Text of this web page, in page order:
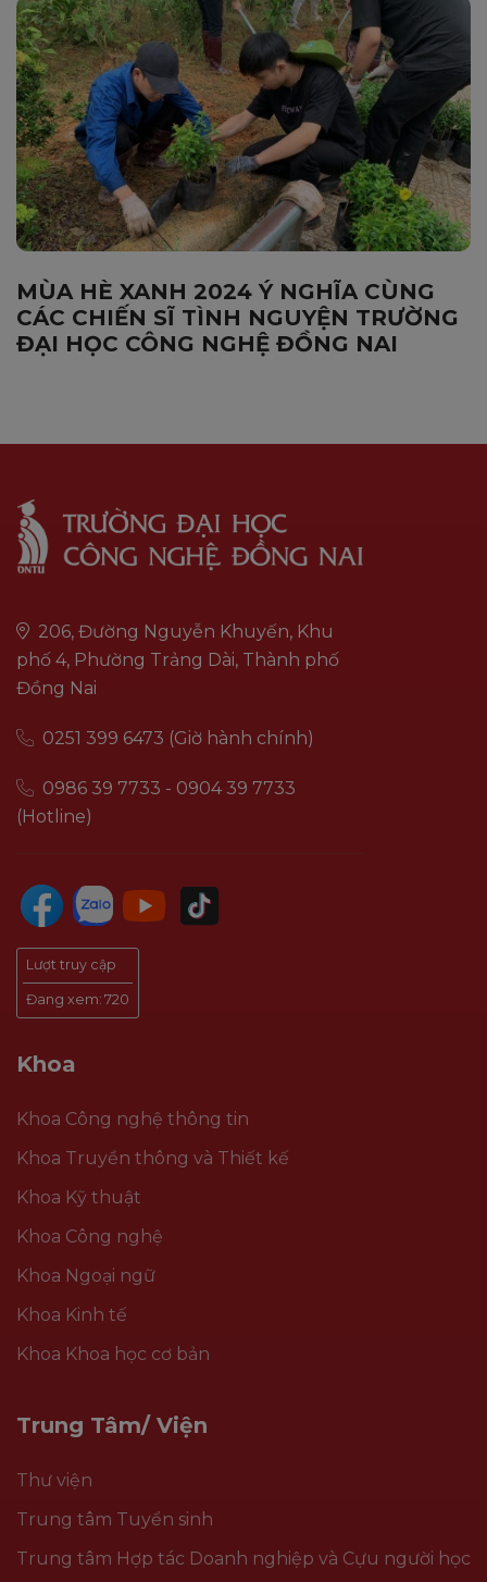
MÙA HÈ XANH 2024 Ý NGHĨA CÙNG
CÁC CHIẾN SĨ TÌNH NGUYỆN TRƯỜNG
ĐẠI HỌC CÔNG NGHỆ ĐỒNG NAI
206, Đường Nguyễn Khuyến, Khu
phố 4, Phường Trảng Dài, Thành phố
Đồng Nai
0251 399 6473 (Giờ hành chính)
0986 39 7733 - 0904 39 7733
(Hotline)
Lượt truy cập
Đang xem: 720
Khoa
Khoa Công nghệ thông tin
Khoa Truyền thông và Thiết kế
Khoa Kỹ thuật
Khoa Công nghệ
Khoa Ngoại ngữ
Khoa Kinh tế
Khoa Khoa học cơ bản
Trung Tâm/ Viện
Thư viện
Trung tâm Tuyển sinh
Trung tâm Hợp tác Doanh nghiệp và Cựu người học